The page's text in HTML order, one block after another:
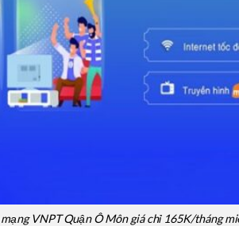
mạng VNPT Quận Ô Môn giá chỉ 165K/tháng